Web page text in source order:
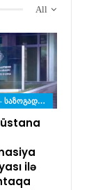
All
CƏMIYYƏT – ᲡᲐᲖᲝᲒᲐᲓᲝᲔᲑᲐ
ilə